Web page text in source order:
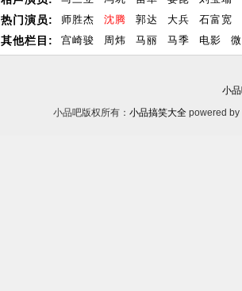
热门演员:
其他栏目:
师胜杰
沈腾 郭达 大兵
石富宽
宫崎骏
周炜 马丽 马季 电影
小
小品吧版权所有： 小品搞笑大全 powered by